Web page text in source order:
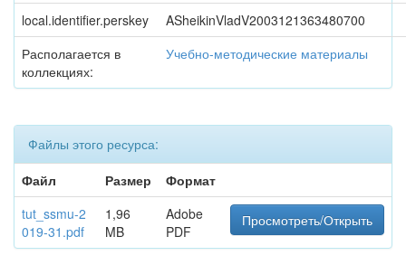
local.identifier.perskey
ASheikinVladV2003121363480700
Располагается в
коллекциях:
Учебно-методические материалы
Файлы этого ресурса:
Файл
Размер
Формат
tut_ssmu-2
019-31.pdf
1,96
MB
Adobe
PDF
Просмотреть/Открыть